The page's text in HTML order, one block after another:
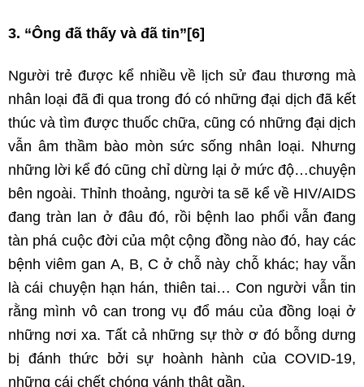
3. “Ông đã thấy và đã tin”[6]
Người trẻ được kể nhiều về lịch sử đau thương mà
nhân loại đã đi qua trong đó có những đại dịch đã kết
thúc và tìm được thuốc chữa, cũng có những đại dịch
vẫn âm thầm bào mòn sức sống nhân loại. Nhưng
những lời kể đó cũng chỉ dừng lại ở mức độ…chuyện
bên ngoài. Thỉnh thoảng, người ta sẽ kể về HIV/AIDS
đang tràn lan ở đâu đó, rồi bệnh lao phổi vẫn đang
tàn phá cuộc đời của một cộng đồng nào đó, hay các
bệnh viêm gan A, B, C ở chỗ này chỗ khác; hay vẫn
là cái chuyện hạn hán, thiên tai… Con người vẫn tin
rằng mình vô can trong vụ đổ máu của đồng loại ở
những nơi xa. Tất cả những sự thờ ơ đó bỗng dưng
bị đánh thức bởi sự hoành hành của COVID-19,
những cái chết chóng vánh thật gần.